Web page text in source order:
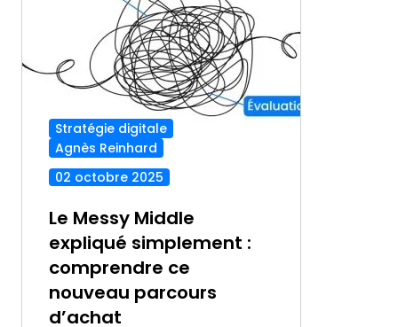
Stratégie digitale
Agnès Reinhard
02 octobre 2025
Le Messy Middle
expliqué simplement :
comprendre ce
nouveau parcours
d’achat